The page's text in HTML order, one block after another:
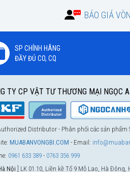
BÁO GIÁ
SP CHÍNH HÃNG
ĐẦY ĐỦ CO, CQ
TY CP VẬT TƯ THƯƠNG MẠI NGỌC
Distributor - Phân phối các sản
MUABANVONGBI.COM - Email:
0961 633 389 - 0763 356 999
Nội ] LK 01.10, Liền kề Tổ 9 Mỗ Lao, Hà Đông,